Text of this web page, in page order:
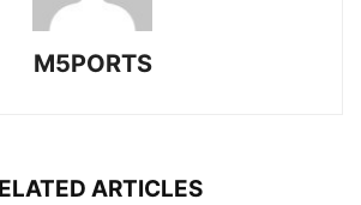
M5PORTS
ARTICLES